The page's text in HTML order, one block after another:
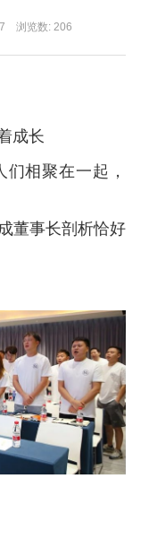
浏览数: 206
成长
相聚在一起，
董事长剖析恰好